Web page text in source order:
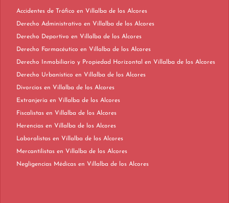
Accidentes de Tráfico en Villalba de los Alcores
Derecho Administrativo en Villalba de los Alcores
Derecho Deportivo en Villalba de los Alcores
Derecho Farmacéutico en Villalba de los Alcores
Derecho Inmobiliario y Propiedad Horizontal en Villalba de los Alcores
Derecho Urbanístico en Villalba de los Alcores
Divorcios en Villalba de los Alcores
Extranjería en Villalba de los Alcores
Fiscalistas en Villalba de los Alcores
Herencias en Villalba de los Alcores
Laboralistas en Villalba de los Alcores
Mercantilistas en Villalba de los Alcores
Negligencias Médicas en Villalba de los Alcores